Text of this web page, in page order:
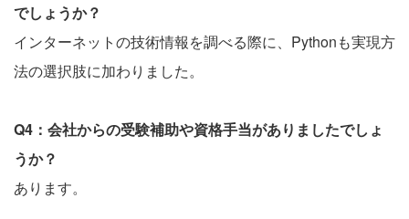
でしょうか？
インターネットの技術情報を調べる際に、Pythonも実現方
法の選択肢に加わりました。
Q4：会社からの受験補助や資格手当がありましたでしょ
うか？
あります。